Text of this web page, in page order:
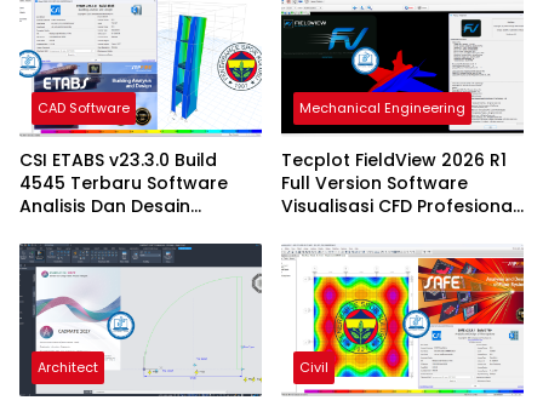
CAD Software
CSI ETABS v23.3.0 Build
4545 Terbaru Software
Analisis Dan Desain
Profesional
Mechanical Engineering
Tecplot FieldView 2026 R1
Full Version Software
Visualisasi CFD Profesional
Architect Civil